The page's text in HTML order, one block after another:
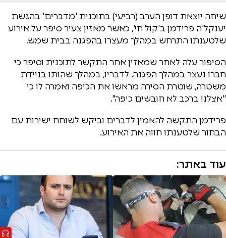
שיחה יוצאת דופן הערב (רביעי) בתוכנית 'מדברים' בהגשת
יענקל'ה פרידמן ב'קול חי', כאשר מאזין צעיר סיפר על אירוע
שלטענתו התרחש במהלך מעצרו בהפגנה בבית שמש.
הסיפור עלה לאחר שמאזין אחר התקשר לתוכנית וסיפר כי
חברו נעצר במהלך הפגנה. לדבריו, במהלך שהותו בניידת
משטרה, שוטרת הסירה מראשו את הכיפה ואמרה לו כי
"אצלנו ברכב לא חובשים כיפה".
פרידמן התקשה להאמין לדברים וביקש לשוחח ישירות עם
הבחור שלטענתו חווה את האירוע.
עוד באתר: